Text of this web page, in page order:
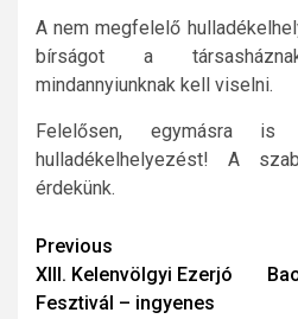
A nem megfelelő
bírságot a
mindannyiunknak kell viselni.
Felelősen, egymásra
hulladékelhelyezést! A
érdekünk.
Post
navigation
Previous
XIII. Kelenvölgyi Ezerjó
Fesztivál – ingyenes